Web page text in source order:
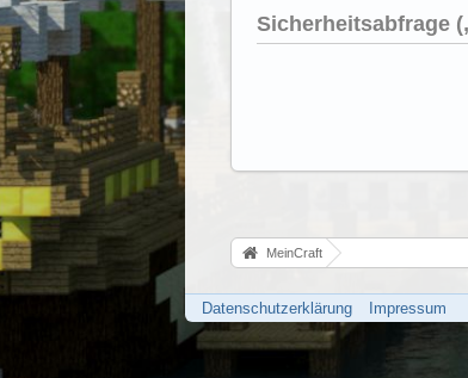
Sicherheitsabfrage
MeinCraft
Datenschutzerklärung Impressum